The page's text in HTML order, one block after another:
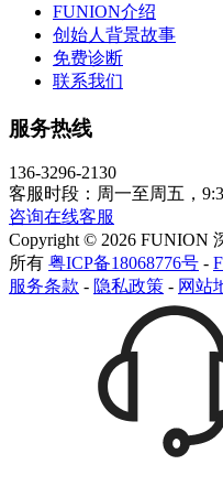
FUNION介绍
创始人背景故事
免费诊断
联系我们
服务热线
136-3296-2130
客服时段：周一至周五，
咨询在线客服
Copyright © 2026 FUNION
所有 粤ICP备18068776号 -
服务条款 - 隐私政策 - 网站